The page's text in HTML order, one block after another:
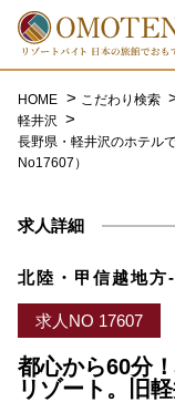
ホーム
主な職種
会員登録
HOME こだわり検索
軽井沢
長野県・軽井沢のホテル
No17607）
求人詳細
北陸・甲信越地方
求人NO 17607
都心から60分
リゾート。旧